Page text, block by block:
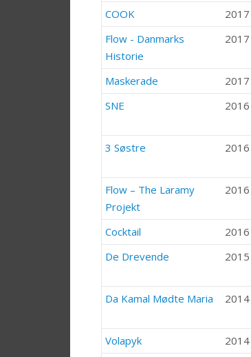
COOK
2017
Flow - Danmarks
Historie
2017
Maskerade 2017
SNE
2016
3 Søstre
2016
Flow – The Laramy
Projekt
2016
Cocktail 2016
De Drevende
2015
Da Kamal Mødte Maria
2014
Volapyk 2014